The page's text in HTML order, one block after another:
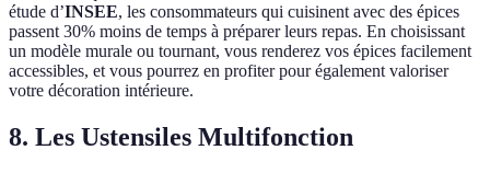
étude d’INSEE, les consommateurs qui cuisinent avec des épices
passent 30% moins de temps à préparer leurs repas. En choisissant
un modèle murale ou tournant, vous renderez vos épices facilement
accessibles, et vous pourrez en profiter pour également valoriser
votre décoration intérieure.
8. Les Ustensiles Multifonction